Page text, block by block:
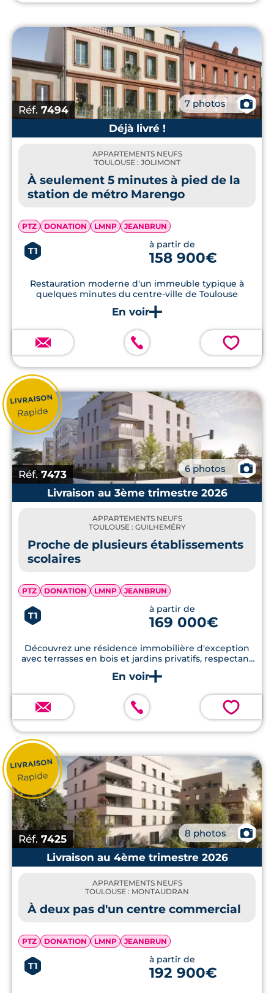
Réf. 7494 7 photos
📷
Déjà livré !
APPARTEMENTS NEUFS
TOULOUSE : JOLIMONT
À seulement 5 minutes à pied de la
station de métro Marengo
PTZ DONATION LMNP JEANBRUN
T1
à partir de
158 900€
Restauration moderne d'un immeuble typique à
quelques minutes du centre-ville de Toulouse
💗
Réf. 7473 6 photos
📷
Livraison au 3ème trimestre 2026
APPARTEMENTS NEUFS
TOULOUSE : GUILHEMÉRY
Proche de plusieurs établissements
scolaires
PTZ DONATION LMNP JEANBRUN
T1
à partir de
169 000€
Découvrez une résidence immobilière d'exception
avec terrasses en bois et jardins privatifs, respectant
les normes RE2020, et située à une courte distance à
pied d'une école.
💗
Réf. 7425 8 photos
📷
Livraison au 4ème trimestre 2026
APPARTEMENTS NEUFS
TOULOUSE : MONTAUDRAN
À deux pas d'un centre commercial
PTZ DONATION LMNP JEANBRUN
T1
à partir de
192 900€